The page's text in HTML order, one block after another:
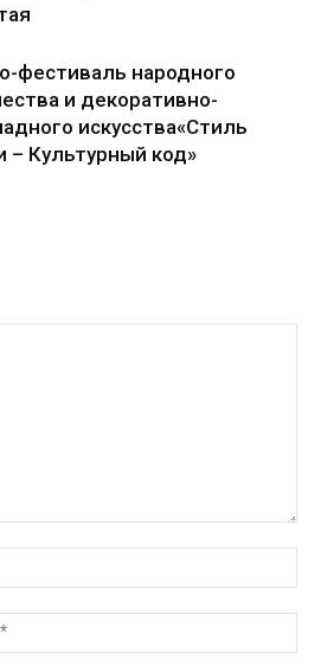
фестиваль народного
и декоративно-
искусства«Стиль
– Культурный код»